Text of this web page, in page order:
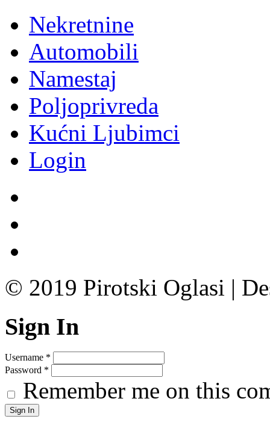
Nekretnine
Automobili
Namestaj
Poljoprivreda
Kućni Ljubimci
Login
© 2019 Pirotski Oglasi |
Sign In
Username *
Password *
Remember me on this